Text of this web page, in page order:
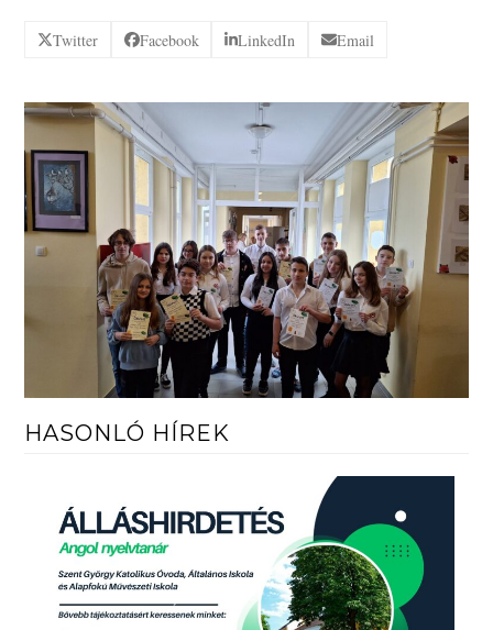
Twitter Facebook LinkedIn Email
HASONLÓ HÍREK